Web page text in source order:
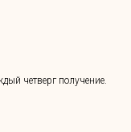
четверг получение.